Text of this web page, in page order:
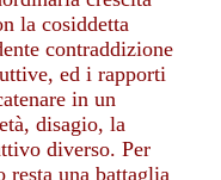
la cosiddetta
contraddizione
ed i rapporti
in un
disagio, la
diverso. Per
resta una battaglia